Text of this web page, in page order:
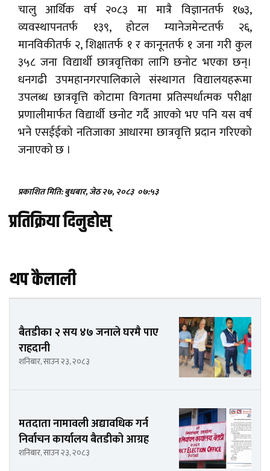
चालु आर्थिक वर्ष २०८३ मा मात्रै विज्ञानतर्फ १७३,
व्यवस्थापनतर्फ १३९, होटल म्यानेजमेन्टतर्फ २६,
मानविकीतर्फ २, शिक्षातर्फ १ र कानूनतर्फ १ जना गरी कुल
३५८ जना विद्यार्थी छात्रवृत्तिका लागि छनोट भएका छन्।
धनगढी उपमहानगरपालिकाले संस्थागत विद्यालयहरूमा
उपलब्ध छात्रवृत्ति कोटामा विगतमा प्रतिस्पर्धात्मक परीक्षा
प्रणालीमार्फत विद्यार्थी छनोट गर्दै आएको भए पनि यस वर्ष
भने एसईईको नतिजाका आधारमा छात्रवृत्ति प्रदान गरिएको
जनाएको छ ।
प्रकाशित मिति: बुधबार, जेठ २७, २०८३ ०७:५३
प्रतिक्रिया दिनुहोस्
थप कैलाली
बैतडीका २ सय ४७ जनाले घरमै पाए
राहदानी
शनिबार, साउन २३, २०८३
मतदाता नामावली अद्यावधिक गर्न
निर्वाचन कार्यालय बैतडीको आग्रह
शनिबार, साउन २३, २०८३